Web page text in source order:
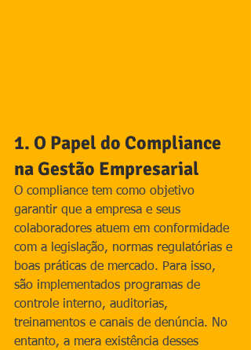
1. O Papel do Compliance
na Gestão Empresarial
O compliance tem como objetivo
garantir que a empresa e seus
colaboradores atuem em conformidade
com a legislação, normas regulatórias e
boas práticas de mercado. Para isso,
são implementados programas de
controle interno, auditorias,
treinamentos e canais de denúncia. No
entanto, a mera existência desses